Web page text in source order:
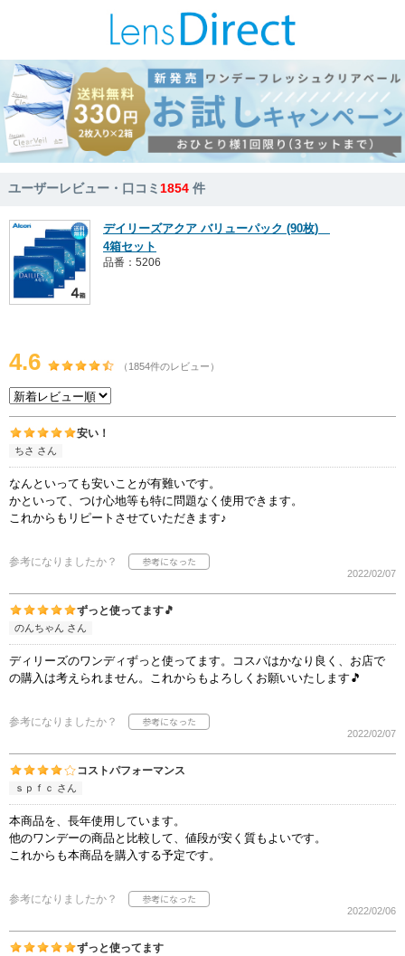
ユーザーレビュー・口コミ1854 件
デイリーズアクア バリューパック (90枚)
4箱セット
品番：5206
4.6 （1854件のレビュー）
安い！
ちさ さん
なんといっても安いことが有難いです。
かといって、つけ心地等も特に問題なく使用できます。
これからもリピートさせていただきます♪
参考になりましたか？
2022/02/07
ずっと使ってます🎵
のんちゃん さん
ディリーズのワンディずっと使ってます。コスパはかなり良く、お店で
の購入は考えられません。これからもよろしくお願いいたします🎵
参考になりましたか？
2022/02/07
コストパフォーマンス
ｓｐｆｃ さん
本商品を、長年使用しています。
他のワンデーの商品と比較して、値段が安く質もよいです。
これからも本商品を購入する予定です。
参考になりましたか？
2022/02/06
ずっと使ってます